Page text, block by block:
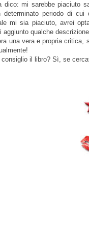
dico: mi sarebbe piaciuto
determinato periodo di
mi sia piaciuto, avrei
aggiunto qualche
una vera e propria
il libro? Sì, se